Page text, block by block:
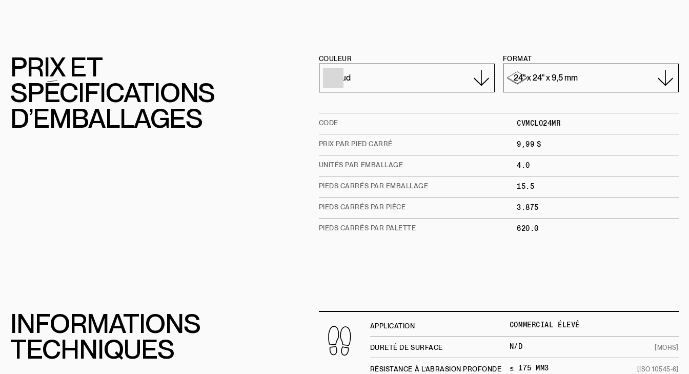
PRIXET
SPÉCIFICATIONS
D’EMBALLAGES
COULEUR FORMAT
CODE CVMCLO24MR
PRIX PAR PIED CARRÉ 9,99 $
UNITÉS PAR EMBALLAGE 4.0
PIEDS CARRÉS PAR EMBALLAGE 15.5
PIEDS CARRÉS PAR PIÈCE 3.875
PIEDS CARRÉS PAR PALETTE 620.0
INFORMATIONS
TECHNIQUES
APPLICATION COMMERCIAL ÉLEVÉ
DURETÉ DE SURFACE N/D [MOHS]
RÉSISTANCE À L’ABRASION PROFONDE ≤ 175 MM3 [ISO 10545-6]